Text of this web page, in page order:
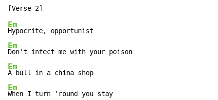
Em
Em
Em
Em